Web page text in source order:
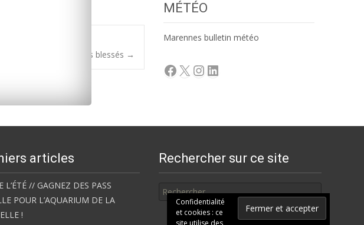
sur l’A10 fait trois blessés →
MÉTÉO
Marennes bulletin météo
Facebook
X Instagram
LinkedIn
articles
L’ÉTÉ // GAGNEZ DES PASS
POUR L’AQUARIUM DE LA
!
Rechercher sur ce site
Confidentialité
et cookies : ce
site utilise des